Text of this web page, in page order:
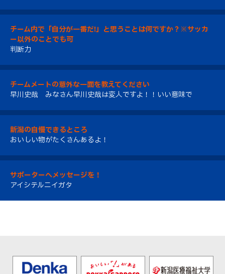
チーム内で「自分が一番だ!」と思うことは何ですか？※サッカ
ー以外のことでも可
判断力
チームメートの意外な一面を教えてください
早川史哉 みなさん早川史哉は変人ですよ！！いい意味で
新潟の自慢できるところ
おいしい物がたくさんあるよ！
サポーターへメッセージを！
アイシテルニイガタ